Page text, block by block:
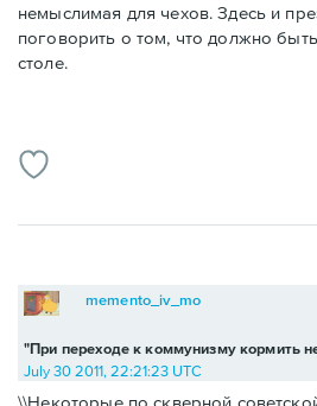
немыслимая для чехов. Здесь и
поговорить о том, что должно
столе.
"При переходе к коммунизму кормить
memento_iv_mo
July 30 2011, 22:21:23 UTC
\\Некоторые по скверной